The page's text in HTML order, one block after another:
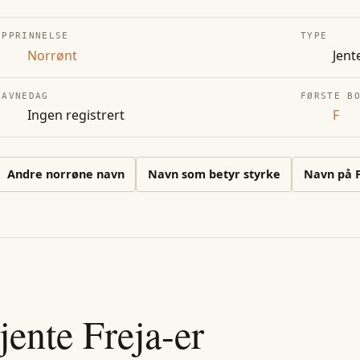
Norrønt
TYPE
Ingen registrert
FØRSTE
F
Andre norrøne navn Navn som betyr styrke Navn på
Freja-er